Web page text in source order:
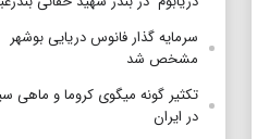
سرمایه گذار فانوس دریایی بوشهر
مشخص شد
تکثیر گونه میگوی کروما و ماهی
در ایران